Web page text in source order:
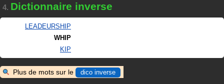
4. Dictionnaire inverse
LEADEURSHIP
WHIP
KIP
Plus de mots sur le dico inverse